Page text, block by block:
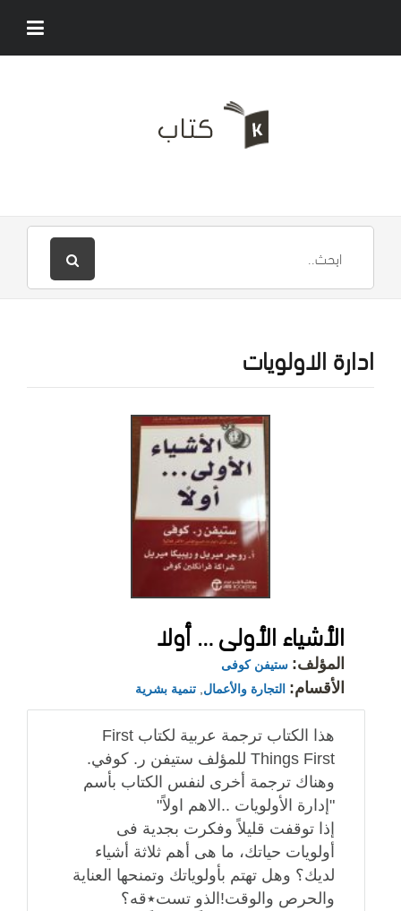
ادارة الاولويات
الأشياء الأولى … أولا
المؤلف: ستيفن كوفى
الأقسام: التجارة والأعمال تنمية بشرية
هذا الكتاب ترجمة عربية لكتاب First
Things First للمؤلف ستيفن ر. كوفي.
وهناك ترجمة أخرى لنفس الكتاب بأسم
"إدارة الأولويات ..الاهم اولاً"
إذا توقفت قليلاً وفكرت بجدية فى
أولويات حياتك، ما هى أهم ثلاثة أشياء
لديك؟ وهل تهتم بأولوياتك وتمنحها العناية
والحرص والوقت!الذو تست٭قه؟